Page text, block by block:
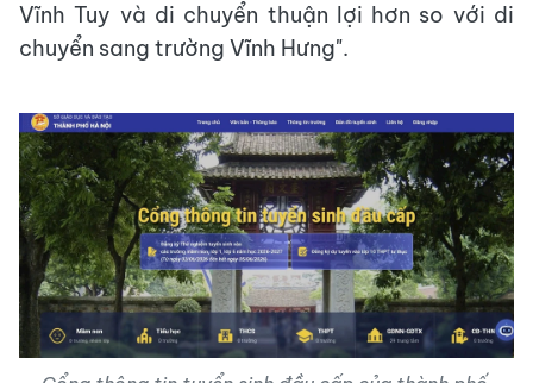
Vĩnh Tuy và di chuyển thuận lợi hơn so với di
chuyển sang trường Vĩnh Hưng".